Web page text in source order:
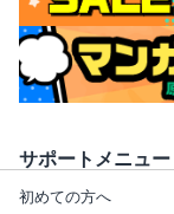
サポートメニュー
初めての方へ